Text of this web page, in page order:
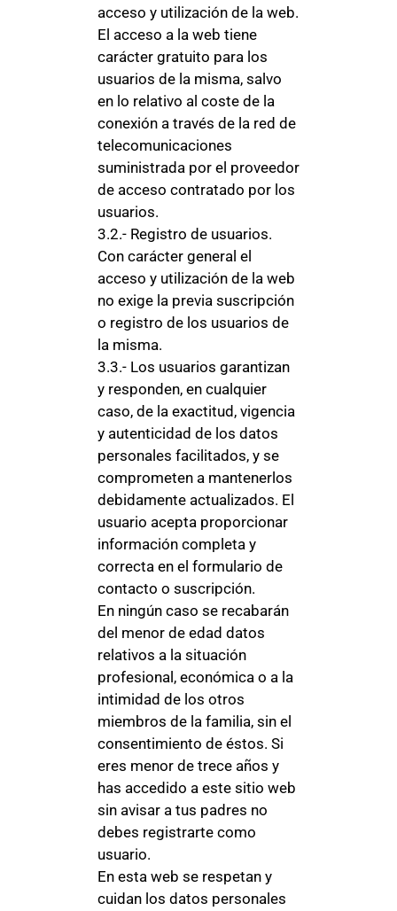
acceso y utilización de la web.
El acceso a la web tiene
carácter gratuito para los
usuarios de la misma, salvo
en lo relativo al coste de la
conexión a través de la red de
telecomunicaciones
suministrada por el proveedor
de acceso contratado por los
usuarios.
3.2.- Registro de usuarios.
Con carácter general el
acceso y utilización de la web
no exige la previa suscripción
o registro de los usuarios de
la misma.
3.3.- Los usuarios garantizan
y responden, en cualquier
caso, de la exactitud, vigencia
y autenticidad de los datos
personales facilitados, y se
comprometen a mantenerlos
debidamente actualizados. El
usuario acepta proporcionar
información completa y
correcta en el formulario de
contacto o suscripción.
En ningún caso se recabarán
del menor de edad datos
relativos a la situación
profesional, económica o a la
intimidad de los otros
miembros de la familia, sin el
consentimiento de éstos. Si
eres menor de trece años y
has accedido a este sitio web
sin avisar a tus padres no
debes registrarte como
usuario.
En esta web se respetan y
cuidan los datos personales